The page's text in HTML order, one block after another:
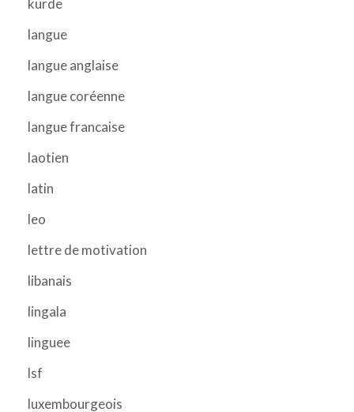
langue
langue anglaise
langue coréenne
langue francaise
laotien
latin
leo
lettre de motivation
libanais
lingala
linguee
lsf
luxembourgeois